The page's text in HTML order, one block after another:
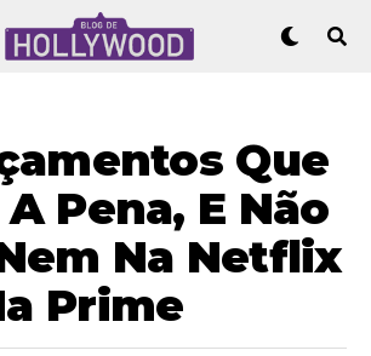
Que
Pena, E Não
Na Netflix
Prime